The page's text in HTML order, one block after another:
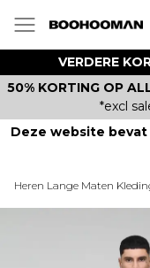
VERDERE
50% KORTING OP
*excl
Deze website
Heren Lange Maten